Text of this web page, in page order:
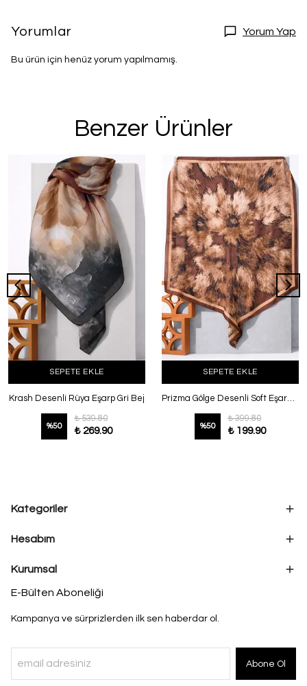
Yorumlar Yorum Yap
Bu ürün için henüz yorum yapılmamış.
Benzer Ürünler
SEPETE EKLE
Krash Desenli Rüya Eşarp Gri Bej
%50
₺ 539.80
₺ 269.90
SEPETE EKLE
Prizma Gölge Desenli Soft Eşarp Kahve
%50
₺ 399.80
₺ 199.90
Kategoriler
Hesabım
Kurumsal
E-Bülten Aboneliği
Kampanya ve sürprizlerden ilk sen haberdar ol.
Abone Ol